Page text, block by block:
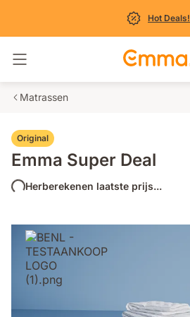
Hot Deals!
Navigatie in- en uitschakelen
Matrassen
Original
Emma Super Deal
Herberekenen laatste prijs...